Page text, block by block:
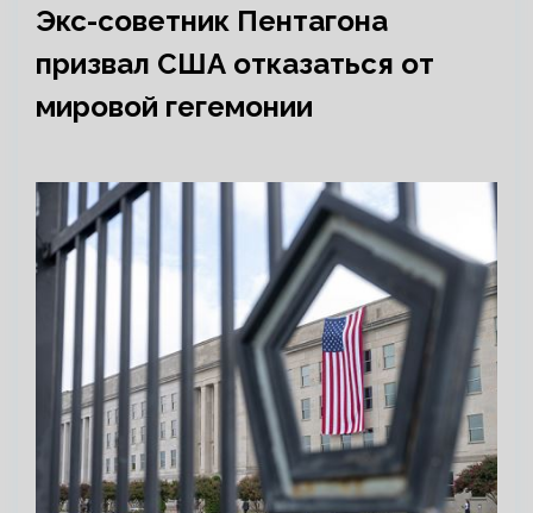
Экс-советник Пентагона
призвал США отказаться от
мировой гегемонии